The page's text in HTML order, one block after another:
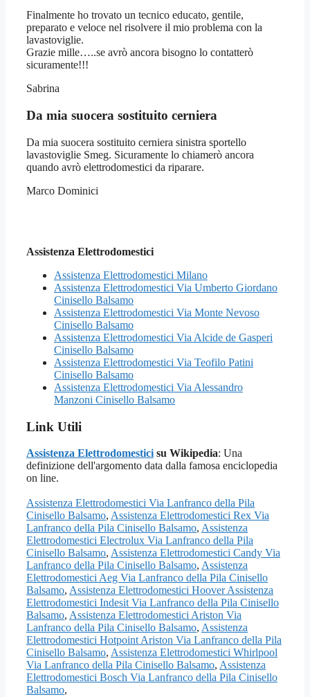
Finalmente ho trovato un tecnico educato, gentile,
preparato e veloce nel risolvere il mio problema con la
lavastoviglie.
Grazie mille…..se avrò ancora bisogno lo contatterò
sicuramente!!!
Sabrina
Da mia suocera sostituito cerniera
Da mia suocera sostituito cerniera sinistra sportello
lavastoviglie Smeg. Sicuramente lo chiamerò ancora
quando avrò elettrodomestici da riparare.
Marco Dominici
Assistenza Elettrodomestici
Assistenza Elettrodomestici Milano
Assistenza Elettrodomestici Via Umberto Giordano
Cinisello Balsamo
Assistenza Elettrodomestici Via Monte Nevoso
Cinisello Balsamo
Assistenza Elettrodomestici Via Alcide de Gasperi
Cinisello Balsamo
Assistenza Elettrodomestici Via Teofilo Patini
Cinisello Balsamo
Assistenza Elettrodomestici Via Alessandro
Manzoni Cinisello Balsamo
Link Utili
Assistenza Elettrodomestici su Wikipedia: Una
definizione dell'argomento data dalla famosa enciclopedia
on line.
Assistenza Elettrodomestici Via Lanfranco della Pila
Cinisello Balsamo, Assistenza Elettrodomestici Rex Via
Lanfranco della Pila Cinisello Balsamo, Assistenza
Elettrodomestici Electrolux Via Lanfranco della Pila
Cinisello Balsamo, Assistenza Elettrodomestici Candy Via
Lanfranco della Pila Cinisello Balsamo, Assistenza
Elettrodomestici Aeg Via Lanfranco della Pila Cinisello
Balsamo, Assistenza Elettrodomestici Hoover Assistenza
Elettrodomestici Indesit Via Lanfranco della Pila Cinisello
Balsamo, Assistenza Elettrodomestici Ariston Via
Lanfranco della Pila Cinisello Balsamo, Assistenza
Elettrodomestici Hotpoint Ariston Via Lanfranco della Pila
Cinisello Balsamo, Assistenza Elettrodomestici Whirlpool
Via Lanfranco della Pila Cinisello Balsamo, Assistenza
Elettrodomestici Bosch Via Lanfranco della Pila Cinisello
Balsamo,